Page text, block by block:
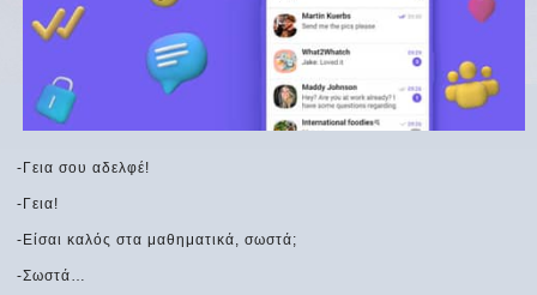
-Γεια σου αδελφέ!
-Γεια!
-Είσαι καλός στα μαθηματικά, σωστά;
-Σωστά…